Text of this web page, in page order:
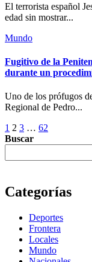
El terrorista español Jesús María Zabarte falleció a los 80 años de
edad sin mostrar...
Mundo
Fugitivo de la
durante un
Uno de los prófugos de la fuga masiva registrada en la Penitenciaría
Regional de Pedro...
Paginación
de
entradas
1 2 3 … 62
Buscar
Categorías
Deportes
Frontera
Locales
Mundo